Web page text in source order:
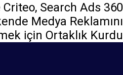
Criteo, Search Ads 360
Medya Reklamını
için Ortaklık Kurdu